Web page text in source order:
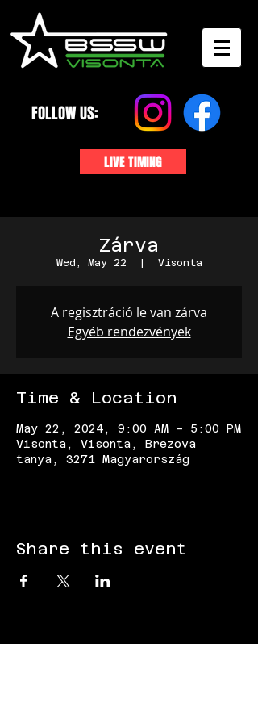
FOLLOW US:
LIVE TIMING
Zárva
Wed, May 22 Visonta
A regisztráció le van zárva
Egyéb rendezvények
Time & Location
May 22, 2024, 9:00 AM – 5:00 PM
Visonta, Visonta, Brezova
tanya, 3271 Magyarország
Share this event